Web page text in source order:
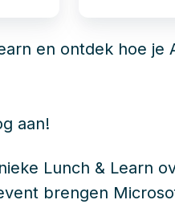
en ontdek hoe je
aan!
Lunch & Learn
brengen